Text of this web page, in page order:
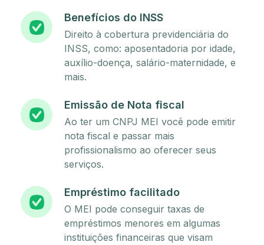
Benefícios do INSS
Direito à cobertura previdenciária do
INSS, como: aposentadoria por idade,
auxílio-doença, salário-maternidade, e
mais.
Emissão de Nota fiscal
Ao ter um CNPJ MEI você pode emitir
nota fiscal e passar mais
profissionalismo ao oferecer seus
serviços.
Empréstimo facilitado
O MEI pode conseguir taxas de
empréstimos menores em algumas
instituições financeiras que visam